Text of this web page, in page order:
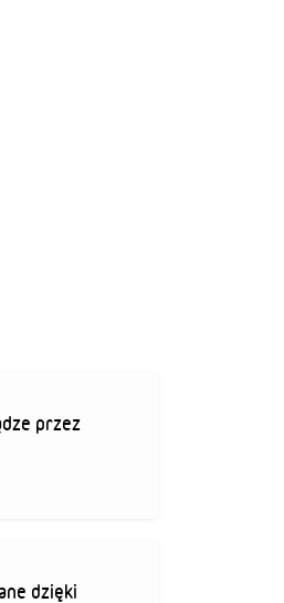
przez
dzięki